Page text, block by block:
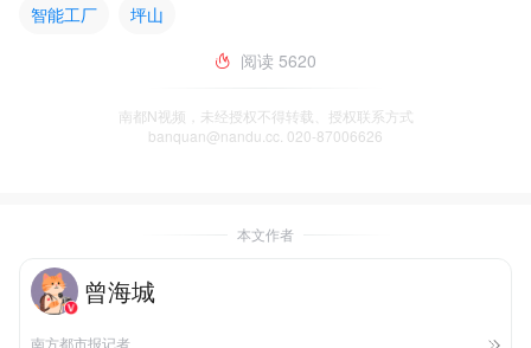
智能工厂
坪山
阅读 5620
南都N视频，未经授权不得转载、授权联系方式
banquan@nandu.cc. 020-87006626
本文作者
曾海城
南方都市报记者